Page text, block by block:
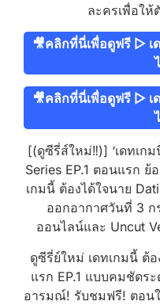
ละครเพื่อใ
🎥คลิกที่นี่เพื่อดูฟรี ▷ เ
🎥คลิกที่นี่เพื่อดูฟรี ▷ เ
[(ดูซีรี่ส์ใหม่‼️)] ‘เดทเก
Series EP.1 ตอนแรก ย้
เกมนี้ ต้องได้ใจนาย
ออกอากาศวันที่ 3
ออนไลน์และ Uncut
ดูซีรี่ย์ใหม่ เดทเกมนี้ ต้
แรก EP.1 แบบคมชัดร
อารมณ์! รับชมฟรี! ตอน